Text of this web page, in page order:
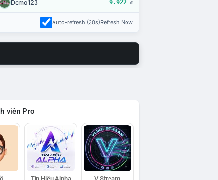
Demo123 9.922 đ
Auto-refresh (30s)Refresh Now
viên Pro
Tín Hiệu Alpha V Stream